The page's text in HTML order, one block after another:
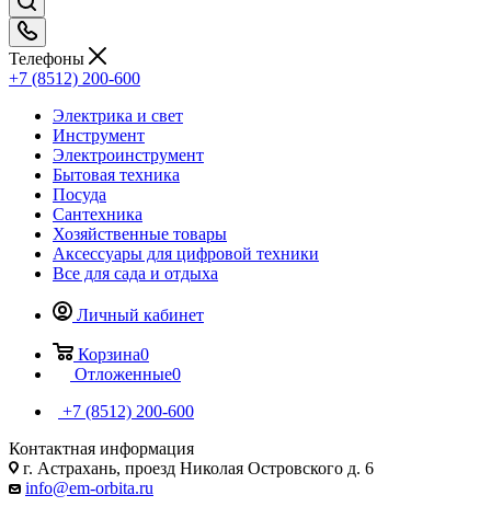
Телефоны
+7 (8512) 200-600
Электрика и свет
Инструмент
Электроинструмент
Бытовая техника
Посуда
Сантехника
Хозяйственные товары
Аксессуары для цифровой техники
Все для сада и отдыха
Личный кабинет
Корзина0
Отложенные0
+7 (8512) 200-600
Контактная информация
г. Астрахань, проезд Николая Островского д. 6
info@em-orbita.ru